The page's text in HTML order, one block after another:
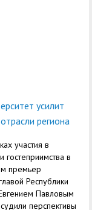
усилит
региона
участия в
гостеприимства в
премьер
Республики
Павловым
перспективы